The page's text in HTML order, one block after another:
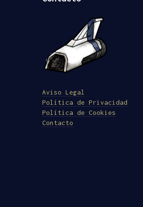
Aviso Legal
Política de Privacidad
Política de Cookies
Contacto